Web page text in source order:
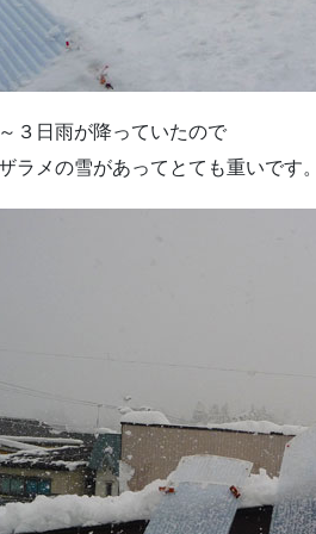
３日雨が降っていたので
ラメの雪があってとても重いです